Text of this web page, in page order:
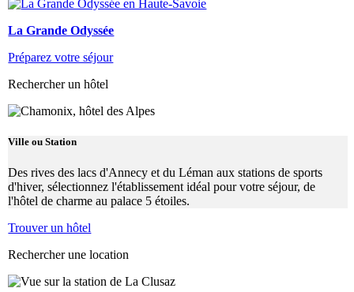
La Grande Odyssée
Préparez votre séjour
Rechercher un hôtel
Ville ou Station
Des rives des lacs d'Annecy et du Léman aux stations de sports
d'hiver, sélectionnez l'établissement idéal pour votre séjour, de
l'hôtel de charme au palace 5 étoiles.
Trouver un hôtel
Rechercher une location